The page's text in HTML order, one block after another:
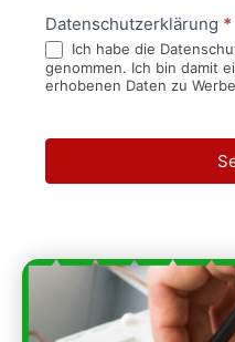
Datenschutzerklärung *
Ich habe die
genommen. Ich bin damit
erhobenen Daten zu